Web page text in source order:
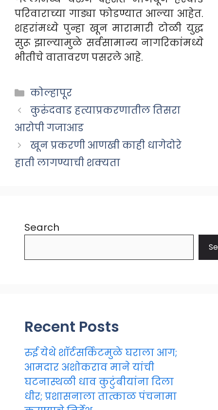
परिवाराच्या गाड्या फोडण्यात आल्या आहेत.
शहरांमध्ये पुन्हा खून मारामारी टोळी युद्ध
सुरू झाल्यामुळे सर्वसामान्य नागरिकांमध्ये
भीतीचे वातावरण पसरले आहे.
Categories
कोल्हापूर
कुरुंदवाड हत्याप्रकरणातील तिसरा
आरोपी गजाआड
खून प्रकरणी आणखी काही धागेदोरे
हाती लागण्याची शक्यता
Search
Recent Posts
रुई येथे शॉर्टसर्किटमुळे घराला आग;
आमदार अशोकराव माने यांची
घटनास्थळी धाव कुटुंबीयांना दिला
धीर; प्रशासनाला तात्काळ पंचनामा